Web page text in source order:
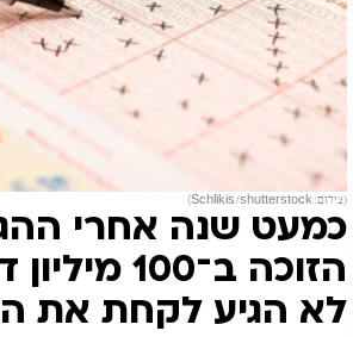
(צילום: Schlikis/shutterstock)
כמעט שנה אחרי
הזוכה ב־100
לא הגיע לקחת את